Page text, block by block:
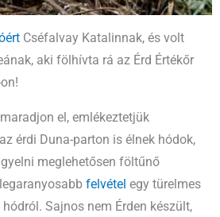
Cséfalvay Katalinnak, és volt
aki fölhívta rá az Érd Értékőr
el, emlékeztetjük
érdi Duna-parton is élnek hódok,
meglehetősen föltűnő
felvétel egy türelmes
Sajnos nem Érden készült,